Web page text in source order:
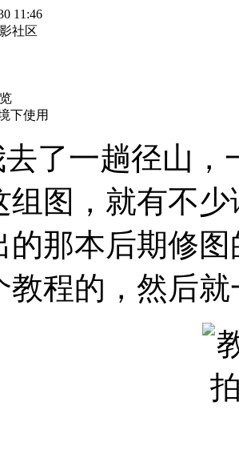
11:46
社区
下使用
了一趟径山，
组图，就有不
的那本后期修
教程的，然后就